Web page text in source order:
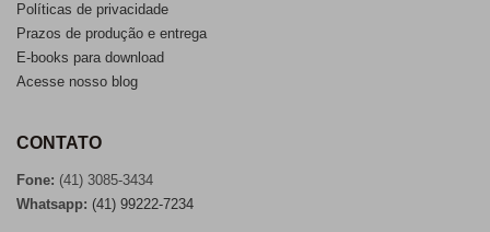
Políticas de privacidade
Prazos de produção e entrega
E-books para download
Acesse nosso blog
CONTATO
Fone: (41) 3085-3434
Whatsapp: (41) 99222-7234